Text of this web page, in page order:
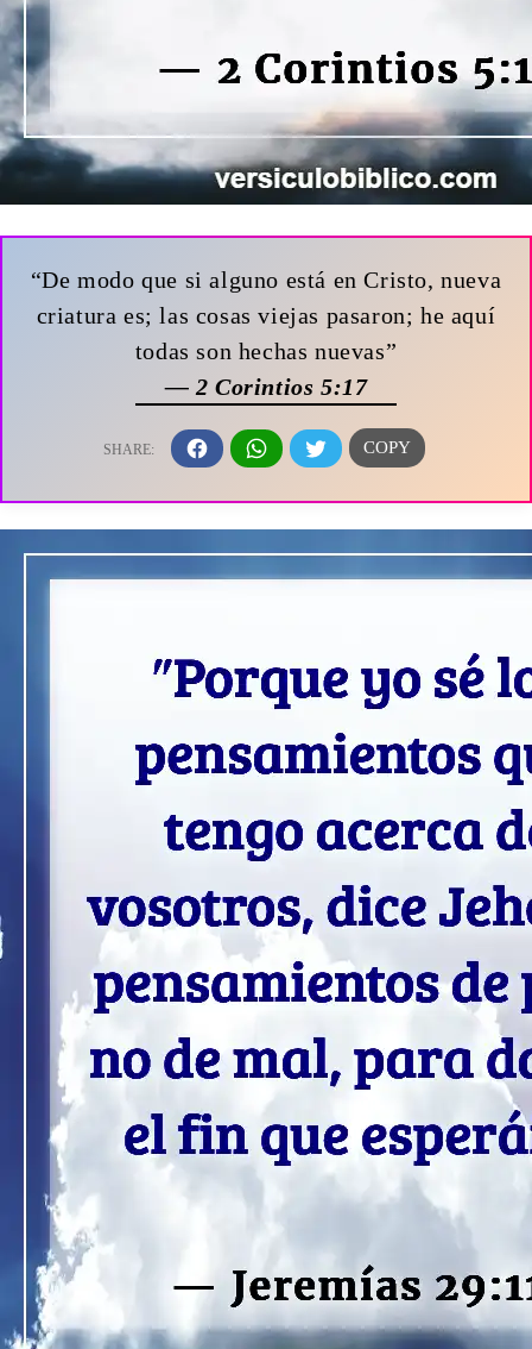
“De modo que si alguno está en Cristo, nueva
criatura es; las cosas viejas pasaron; he aquí
todas son hechas nuevas”
— 2 Corintios 5:17